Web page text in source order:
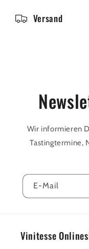
Versand
Wir informieren
Tastingtermine,
E-Mail
Vinitesse